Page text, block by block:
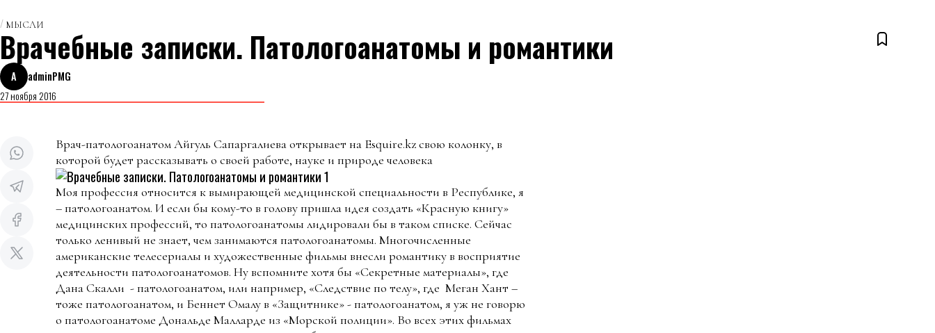
МЫСЛИ
Врачебные записки. Патологоанатомы и романтики
A
adminPMG
27 ноября 2016
Врач-патологоанатом Айгуль Сапаргалиева открывает на Esquire.kz свою колонку, в
которой будет рассказывать о своей работе, науке и природе человека
Моя профессия относится к вымирающей медицинской специальности в Республике, я
– патологоанатом. И если бы кому-то в голову пришла идея создать «Красную книгу»
медицинских профессий, то патологоанатомы лидировали бы в таком списке. Сейчас
только ленивый не знает, чем занимаются патологоанатомы. Многочисленные
американские телесериалы и художественные фильмы внесли романтику в восприятие
деятельности патологоанатомов. Ну вспомните хотя бы «Секретные материалы», где
Дана Скалли - патологоанатом, или например, «Следствие по телу», где Меган Хант –
тоже патологоанатом, и Беннет Омалу в «Защитнике» - патологоанатом, я уж не говорю
о патологоанатоме Дональде Малларде из «Морской полиции». Во всех этих фильмах